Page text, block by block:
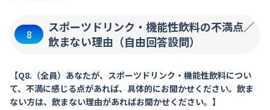
8
スポーツドリンク・機能性飲料の不満点／
飲まない理由（自由回答設問）
【Q8.（全員）あなたが、スポーツドリンク・機能性飲料につい
て、不満に感じる点があれば、具体的にお聞かせください。飲ま
ない方は、飲まない理由があればお聞かせください。】